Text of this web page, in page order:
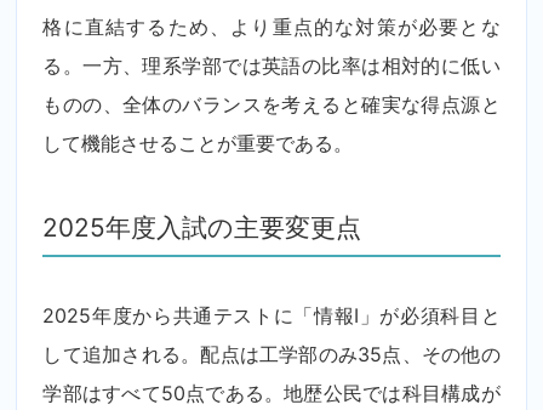
格に直結するため、より重点的な対策が必要とな
る。一方、理系学部では英語の比率は相対的に低い
ものの、全体のバランスを考えると確実な得点源と
して機能させることが重要である。
2025年度入試の主要変更点
2025年度から共通テストに「情報Ⅰ」が必須科目と
して追加される。配点は工学部のみ35点、その他の
学部はすべて50点である。地歴公民では科目構成が